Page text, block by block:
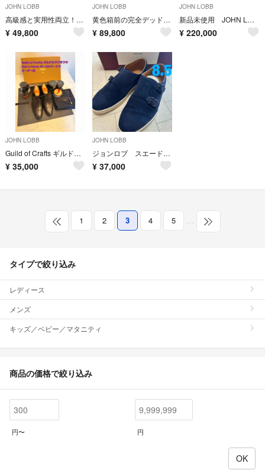
JOHN LOBB
高級感と実用性両立！ヘルノ ハイエンドラインのダウン48
¥ 49,800
JOHN LOBB
黄色箱前の完全デッドストック！ジョンロブ ウィリアム 9.5
¥ 89,800
JOHN LOBB
新品未使用 JOHN LOBB ジョンロブ ROMSEY スエードブーツ 黒
¥ 220,000
JOHN LOBB
Guild of Crafts ギルドオブクラフツ 付属品完備 ストレートチップ
¥ 35,000
JOHN LOBB
ジョンロブ スエード スニーカー ネイビー 8ハーフ
¥ 37,000
1 2 3 4 5 …
タイプで絞り込み
レディース
メンズ
キッズ／ベビー／マタニティ
商品の価格で絞り込み
円〜 円